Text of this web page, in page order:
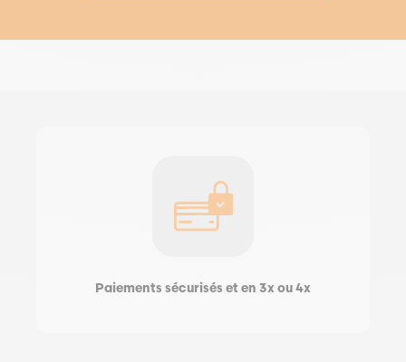
Paiements sécurisés et en 3x ou 4x